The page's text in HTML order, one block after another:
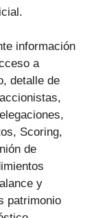
información
a
detalle de
Scoring,
de
y
patrimonio